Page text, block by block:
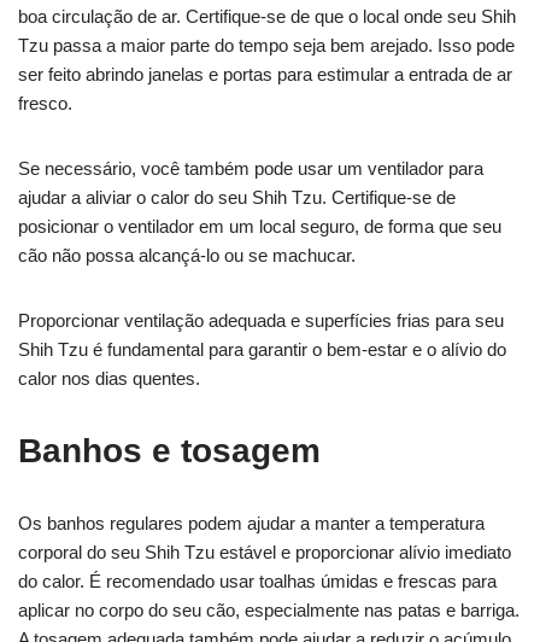
boa circulação de ar. Certifique-se de que o local onde seu Shih
Tzu passa a maior parte do tempo seja bem arejado. Isso pode
ser feito abrindo janelas e portas para estimular a entrada de ar
fresco.
Se necessário, você também pode usar um ventilador para
ajudar a aliviar o calor do seu Shih Tzu. Certifique-se de
posicionar o ventilador em um local seguro, de forma que seu
cão não possa alcançá-lo ou se machucar.
Proporcionar ventilação adequada e superfícies frias para seu
Shih Tzu é fundamental para garantir o bem-estar e o alívio do
calor nos dias quentes.
Banhos e tosagem
Os banhos regulares podem ajudar a manter a temperatura
corporal do seu Shih Tzu estável e proporcionar alívio imediato
do calor. É recomendado usar toalhas úmidas e frescas para
aplicar no corpo do seu cão, especialmente nas patas e barriga.